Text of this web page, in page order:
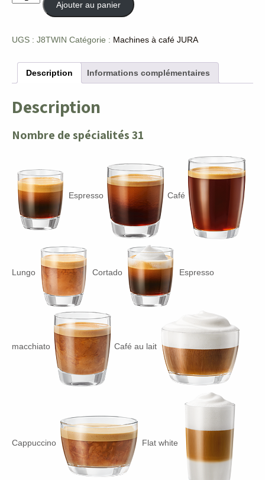
Ajouter au panier
UGS : J8TWIN Catégorie : Machines à café JURA
Description Informations complémentaires
Description
Nombre de spécialités 31
Espresso Café
Lungo Cortado Espresso
macchiato Café au lait
Cappuccino Flat white